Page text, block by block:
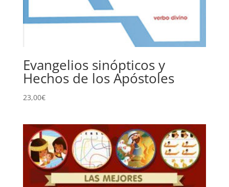
Evangelios sinópticos y
Hechos de los Apóstoles
23,00€